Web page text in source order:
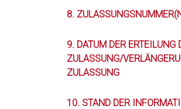
8.
9. DATUM DER ERTEILUNG
ZULASSUNG/
ZULASSUNG
10. STAND DER